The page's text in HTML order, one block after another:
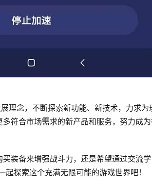
理念，不断探索新功能、新技术，力求
符合市场需求的新产品和服务，努力成
装备来增强战斗力，还是希望通过交流
探索这个充满无限可能的游戏世界吧！